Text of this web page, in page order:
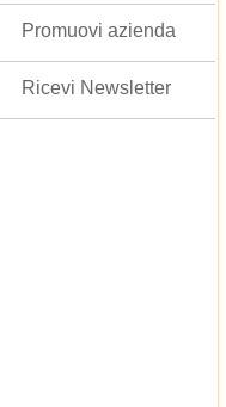
Promuovi azienda
Ricevi Newsletter